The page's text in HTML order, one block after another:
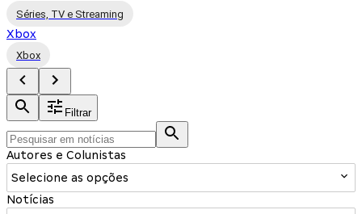
Séries, TV e Streaming
Xbox
Xbox
Filtrar
Autores e Colunistas
Selecione as opções
Notícias